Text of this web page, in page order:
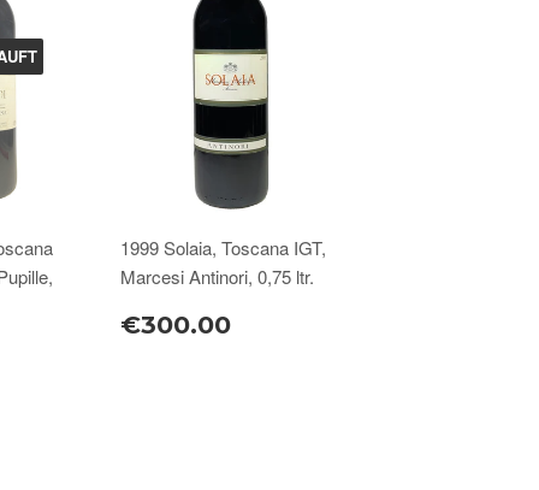
1999 Solaia, Toscana IGT,
Marcesi Antinori, 0,75 ltr.
€300.00